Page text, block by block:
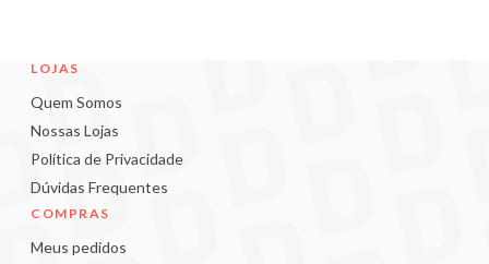
LOJAS
Quem Somos
Nossas Lojas
Política de Privacidade
Dúvidas Frequentes
COMPRAS
Meus pedidos